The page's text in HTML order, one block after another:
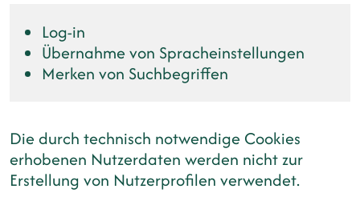
Log-in
Übernahme von Spracheinstellungen
Merken von Suchbegriffen
Die durch technisch notwendige Cookies
erhobenen Nutzerdaten werden nicht zur
Erstellung von Nutzerprofilen verwendet.